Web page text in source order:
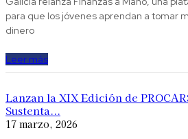
para que los jóvenes aprendan a tomar
dinero
Leer más
Lanzan la XIX Edición de
Sustenta...
17 marzo, 2026